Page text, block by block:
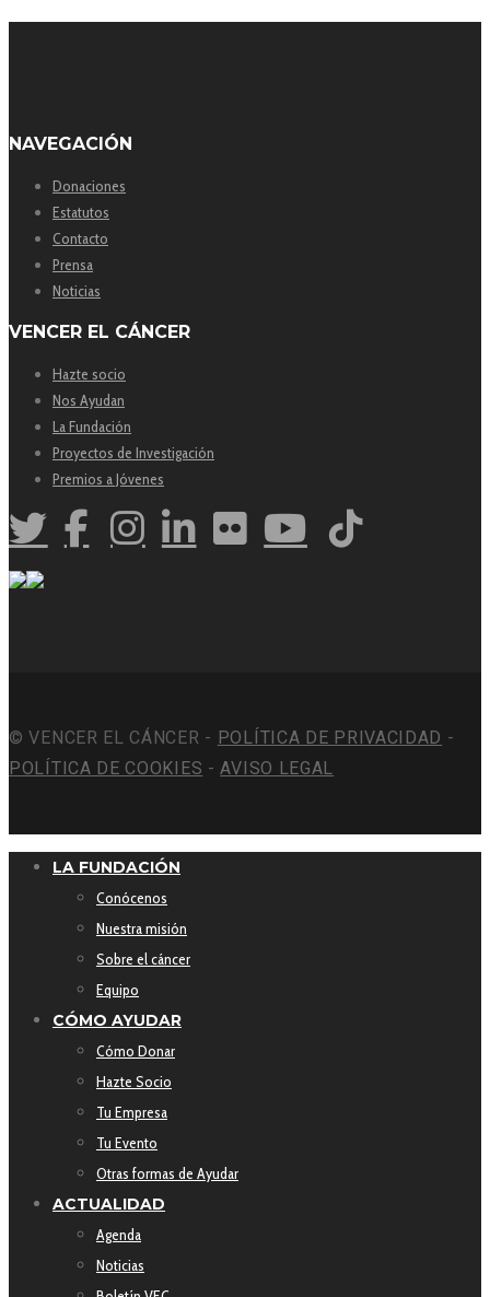
NAVEGACIÓN
Donaciones
Estatutos
Contacto
Prensa
Noticias
VENCER EL CÁNCER
Hazte socio
Nos Ayudan
La Fundación
Proyectos de Investigación
Premios a Jóvenes
© VENCER EL CÁNCER - POLÍTICA DE PRIVACIDAD -
POLÍTICA DE COOKIES -AVISO LEGAL
LA FUNDACIÓN
Conócenos
Nuestra misión
Sobre el cáncer
Equipo
CÓMO AYUDAR
Cómo Donar
Hazte Socio
Tu Empresa
Tu Evento
Otras formas de Ayudar
ACTUALIDAD
Agenda
Noticias